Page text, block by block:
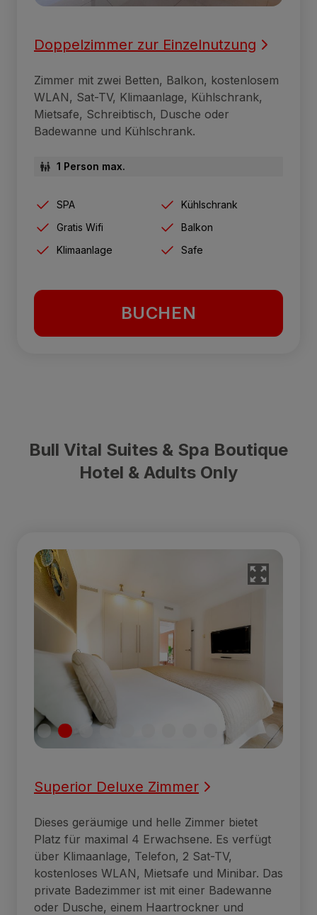
Doppelzimmer zur Einzelnutzung
Zimmer mit zwei Betten, Balkon, kostenlosem
WLAN, Sat-TV, Klimaanlage, Kühlschrank,
Mietsafe, Schreibtisch, Dusche oder
Badewanne und Kühlschrank.
1 Person max.
SPA
Kühlschrank
Gratis Wifi
Balkon
Klimaanlage
Safe
BUCHEN
Bull Vital Suites & Spa Boutique
Hotel & Adults Only
Superior Deluxe Zimmer
Dieses geräumige und helle Zimmer bietet
Platz für maximal 4 Erwachsene. Es verfügt
über Klimaanlage, Telefon, 2 Sat-TV,
kostenloses WLAN, Mietsafe und Minibar. Das
private Badezimmer ist mit einer Badewanne
oder Dusche, einem Haartrockner und